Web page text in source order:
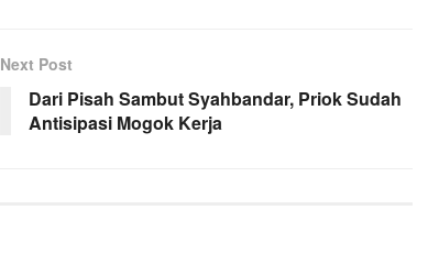
Next Post
Dari Pisah Sambut Syahbandar, Priok Sudah
Antisipasi Mogok Kerja